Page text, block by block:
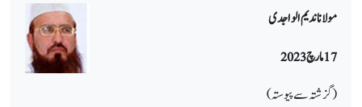
مولانا ندیم الواجدی
17 مارچ 2023
(گزشتہ سے پیوستہ)